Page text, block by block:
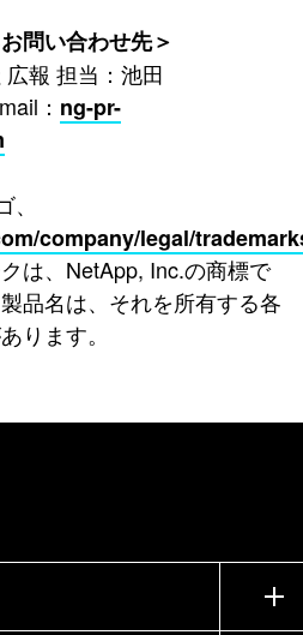
問い合わせ先＞
報 担当：池田
： ng-pr-
company/legal/
は、NetApp, Inc.の商標で
品名は、それを所有する各
ります。